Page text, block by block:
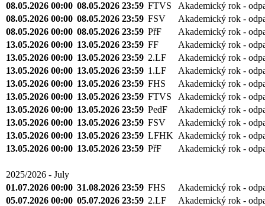
08.05.2026 00:00 08.05.2026 23:59 FTVS
Akademický rok -
08.05.2026 00:00 08.05.2026 23:59 FSV
Akademický rok -
08.05.2026 00:00 08.05.2026 23:59 PřF
Akademický rok -
13.05.2026 00:00 13.05.2026 23:59 FF
Akademický rok -
13.05.2026 00:00 13.05.2026 23:59 2.LF
Akademický rok -
13.05.2026 00:00 13.05.2026 23:59 1.LF
Akademický rok -
13.05.2026 00:00 13.05.2026 23:59 FHS
Akademický rok -
13.05.2026 00:00 13.05.2026 23:59 FTVS
Akademický rok -
13.05.2026 00:00 13.05.2026 23:59 PedF
Akademický rok -
13.05.2026 00:00 13.05.2026 23:59 FSV
Akademický rok -
13.05.2026 00:00 13.05.2026 23:59 LFHK Akademický rok -
13.05.2026 00:00 13.05.2026 23:59 PřF Akademický rok -
2025/2026 - July
01.07.2026 00:00 31.08.2026 23:59 FHS
Akademický rok -
05.07.2026 00:00 05.07.2026 23:59 2.LF
Akademický rok -